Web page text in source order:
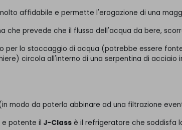
affidabile e permette l'erogazione di una
che prevede che il flusso dell'acqua da bere,
per lo stoccaggio di acqua (potrebbe essere
circola all'interno di una serpentina di
modo da poterlo abbinare ad una filtrazione
potente il J-Class è il refrigeratore che soddisfa